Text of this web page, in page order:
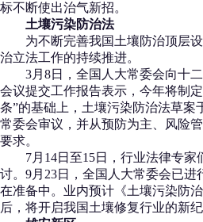
标不断使出治气新招。
土壤污染防治法
为不断完善我国土壤防治顶层设
治立法工作的持续推进。
3月8日，全国人大常委会向十二
会议提交工作报告表示，今年将制
条”的基础上，土壤污染防治法草案
常委会审议，并从预防为主、风险
要求。
7月14日至15日，行业法律专家
讨。9月23日，全国人大常委会已进
在准备中。业内预计《土壤污染防
后，将开启我国土壤修复行业的新纪